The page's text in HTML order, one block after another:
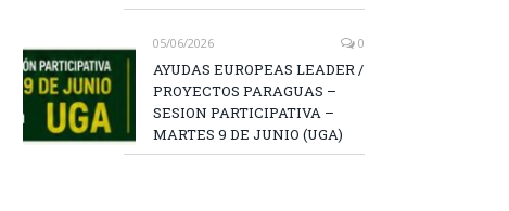
05/06/2026 0
AYUDAS EUROPEAS LEADER /
PROYECTOS PARAGUAS –
SESION PARTICIPATIVA –
MARTES 9 DE JUNIO (UGA)